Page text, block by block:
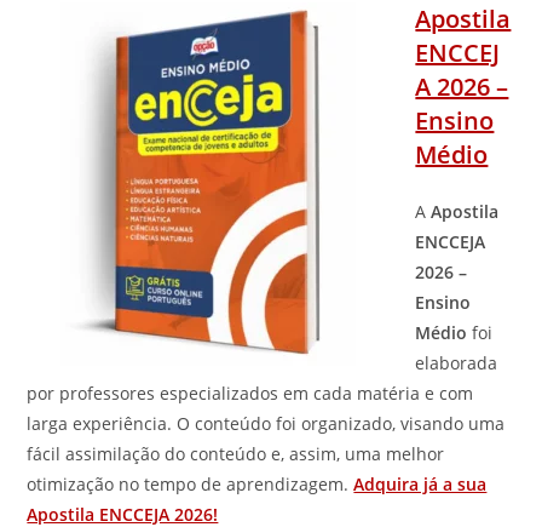
Apostila
ENCCEJ
A 2026 –
Ensino
Médio
AApostila
ENCCEJA
2026 –
Ensino
Médio foi
elaborada
por professores especializados em cada matéria e com
larga experiência. O conteúdo foi organizado, visando uma
fácil assimilação do conteúdo e, assim, uma melhor
otimização no tempo de aprendizagem.Adquira já a sua
Apostila ENCCEJA 2026!